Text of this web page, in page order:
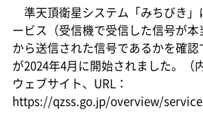
準天頂衛星システム「みちびき」
ービス（受信機で受信した信号が本
から送信された信号であるかを確認
が2024年4月に開始されました。（
ウェブサイト、URL：
https://qzss.go.jp/overview/